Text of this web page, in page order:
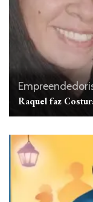
Raquel faz